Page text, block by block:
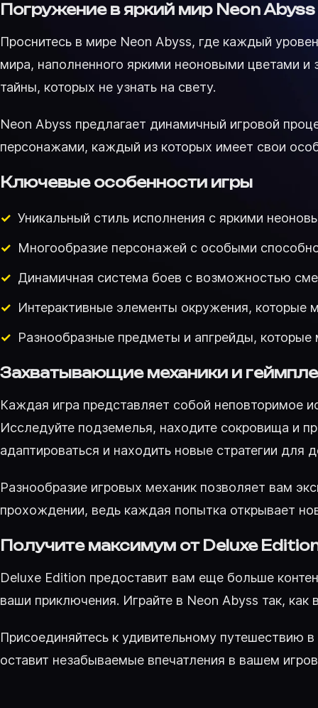
Погружение в яркий мир Neon Abyss
Проснитесь в мире Neon Abyss, где каждый
мира, наполненного яркими неоновыми цветами
тайны, которых не узнать на свету.
Neon Abyss предлагает динамичный игровой
персонажами, каждый из которых имеет свои
Ключевые особенности игры
Уникальный стиль исполнения с яркими
Многообразие персонажей с особыми
Динамичная система боев с возможностью
Интерактивные элементы окружения, которые
Разнообразные предметы и апгрейды,
Захватывающие механики и
Каждая игра представляет собой неповторимое
Исследуйте подземелья, находите сокровища и
адаптироваться и находить новые стратегии для
Разнообразие игровых механик позволяет вам
прохождении, ведь каждая попытка открывает
Получите максимум от Deluxe
Deluxe Edition предоставит вам еще больше
ваши приключения. Играйте в Neon Abyss так,
Присоединяйтесь к удивительному путешествию
оставит незабываемые впечатления в вашем